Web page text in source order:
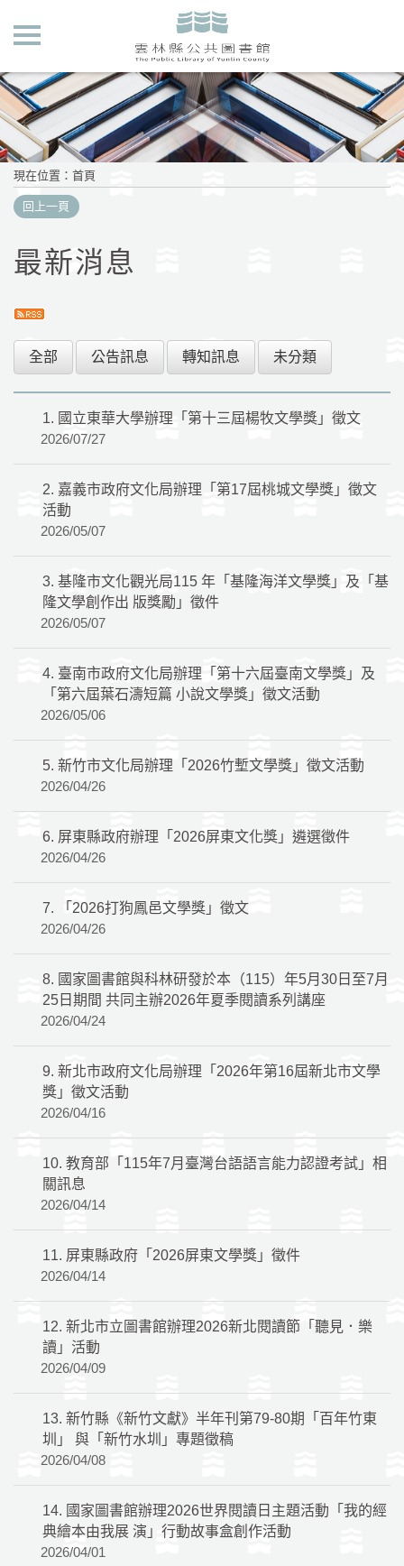
現在位置 ： 首頁
回上一頁
最新消息
全部 公告訊息 轉知訊息 未分類
1. 國立東華大學辦理「第十三屆楊牧文學獎」徵文
2026/07/27
2. 嘉義市政府文化局辦理「第17屆桃城文學獎」徵文
活動
2026/05/07
3. 基隆市文化觀光局115 年「基隆海洋文學獎」及「基
隆文學創作出 版獎勵」徵件
2026/05/07
4. 臺南市政府文化局辦理「第十六屆臺南文學獎」及
「第六屆葉石濤短篇 小說文學獎」徵文活動
2026/05/06
5. 新竹市文化局辦理「2026竹塹文學獎」徵文活動
2026/04/26
6. 屏東縣政府辦理「2026屏東文化獎」遴選徵件
2026/04/26
7.
「2026打狗鳳邑文學獎」徵文
2026/04/26
8. 國家圖書館與科林研發於本（115）年5月30日至7月
25日期間 共同主辦2026年夏季閱讀系列講座
2026/04/24
9. 新北市政府文化局辦理「2026年第16屆新北市文學
獎」徵文活動
2026/04/16
10. 教育部「115年7月臺灣台語語言能力認證考試」相
關訊息
2026/04/14
11. 屏東縣政府「2026屏東文學獎」徵件
2026/04/14
12. 新北市立圖書館辦理2026新北閱讀節「聽見．樂
讀」活動
2026/04/09
13. 新竹縣《新竹文獻》半年刊第79-80期「百年竹東
圳」 與「新竹水圳」專題徵稿
2026/04/08
14. 國家圖書館辦理2026世界閱讀日主題活動「我的經
典繪本由我展 演」行動故事盒創作活動
2026/04/01